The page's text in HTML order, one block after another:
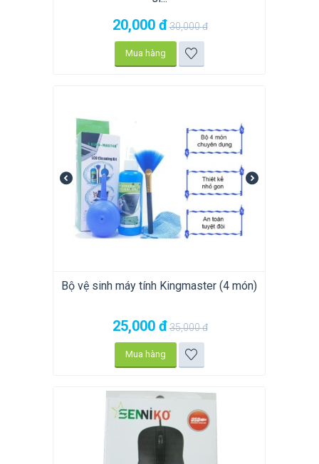
20,000 đ30,000đ
Mua hàng
Bộ vệ sinh máy tính Kingmaster (4 món)
25,000 đ35,000đ
Mua hàng